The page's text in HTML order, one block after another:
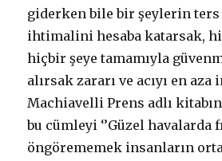
giderken bile bir şeylerin
ihtimalini hesaba katarsak,
hiçbir şeye tamamıyla
alırsak zararı ve acıyı en
Machiavelli Prens adlı
bu cümleyi ‘’Güzel havalarda
öngörememek insanların